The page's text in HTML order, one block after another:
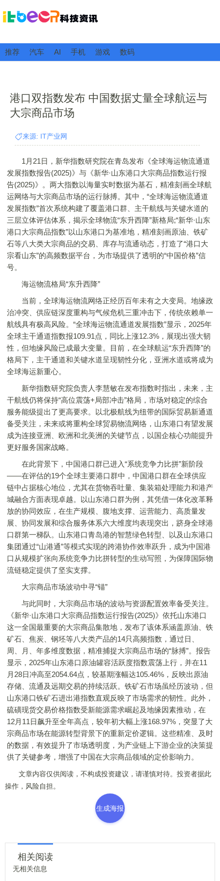
推荐 汽车 AI 手机 游戏 数码
港口双指数发布 中国数据丈量全球航运与
大宗商品市场
来源: IT产业网
1月21日，新华指数研究院在青岛发布《全球海运物流通道
发展指数报告(2025)》与《新华·山东港口大宗商品指数运行报
告(2025)》。两大指数以海量实时数据为基石，精准刻画全球航
运网络与大宗商品市场的运行脉搏。其中，“全球海运物流通道
发展指数”首次系统构建了覆盖港口群、主干航线与关键水道的
三层立体评估体系，揭示全球物流“东升西降”新格局;“新华·山东
港口大宗商品指数”以山东港口为基准地，精准刻画原油、铁矿
石等八大类大宗商品的交易、库存与流通动态，打造了“港口大
宗看山东”的高频数据平台，为市场提供了透明的“中国价格”信
号。
海运物流格局“东升西降”
当前，全球海运物流网络正经历百年未有之大变局。地缘政
治冲突、供应链深度重构与气候危机三重冲击下，传统依赖单一
航线具有极高风险。“全球海运物流通道发展指数”显示，2025年
全球主干通道指数报109.91点，同比上涨12.3%，展现出强大韧
性，但地缘风险已成最大变量。目前，在全球航运“东升西降”的
格局下，主干通道和关键水道呈现韧性分化，亚洲水道或将成为
全球海运新重心。
新华指数研究院负责人李慧敏在发布指数时指出，未来，主
干航线仍将保持“高位震荡+局部冲击”格局，市场对稳定的综合
服务能级提出了更高要求。以北极航线为纽带的国际贸易新通道
备受关注，未来或将重构全球贸易物流网络，山东港口有望发展
成为连接亚洲、欧洲和北美洲的关键节点，以国企核心功能提升
更好服务国家战略。
在此背景下，中国港口群已进入“系统竞争力比拼”新阶段
——在评估的19个全球主要港口群中，中国港口群在全球供应
链中占据核心地位，尤其在货物吞吐量、集装箱处理能力和港产
城融合方面表现卓越。以山东港口群为例，其凭借一体化改革释
放的协同效应，在生产规模、腹地支撑、运营能力、高质量发
展、协同发展和综合服务体系六大维度均表现突出，跻身全球港
口群第一梯队。山东港口青岛港的智慧绿色转型、以及山东港口
集团通过“山港通”等模式实现的跨港协作效率跃升，成为中国港
口从规模扩张向系统竞争力比拼转型的生动写照，为保障国际物
流链稳定提供了坚实支撑。
大宗商品市场波动中寻“锚”
与此同时，大宗商品市场的波动与资源配置效率备受关注。
《新华·山东港口大宗商品指数运行报告(2025)》依托山东港口
这一全国最重要的大宗商品集散地，发布了该体系涵盖原油、铁
矿石、焦炭、钢坯等八大类产品的14只高频指数，通过日、
周、月、年多维度数据，精准捕捉大宗商品市场的“脉搏”。报告
显示，2025年山东港口原油罐容活跃度指数震荡上行，并在11
月28日冲高至2054.64点，较基期涨幅达105.46%，反映出原油
存储、流通及远期交易的持续活跃。铁矿石市场虽经历波动，但
山东港口铁矿石进出港指数直观反映了市场需求的韧性。此外，
硫磺现货交易价格指数受新能源需求崛起及地缘因素推动，在
12月11日飙升至全年高点，较年初大幅上涨168.97%，突显了大
宗商品市场在能源转型背景下的重新定价逻辑。这些精准、及时
的数据，有效提升了市场透明度，为产业链上下游企业的决策提
供了关键参考，增强了中国在大宗商品领域的定价影响力。
文章内容仅供阅读，不构成投资建议，请谨慎对待。投资者据此
操作，风险自担。
生成海报
相关阅读
无相关信息